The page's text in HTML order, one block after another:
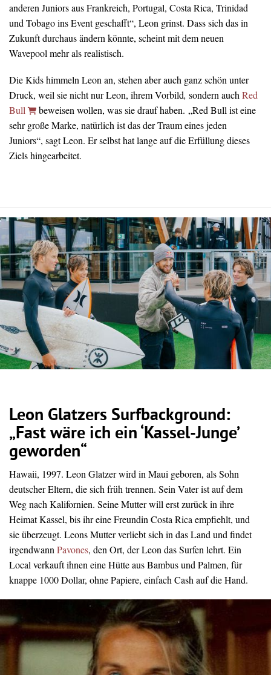
anderen Juniors aus Frankreich, Portugal, Costa Rica, Trinidad
und Tobago ins Event geschafft“, Leon grinst. Dass sich das in
Zukunft durchaus ändern könnte, scheint mit dem neuen
Wavepool mehr als realistisch.
Die Kids himmeln Leon an, stehen aber auch ganz schön unter
Druck, weil sie nicht nur Leon, ihrem Vorbild, sondern auchRed
Bull
beweisen wollen, was sie drauf haben. „Red Bull ist eine
sehr große Marke, natürlich ist das der Traum eines jeden
Juniors“, sagt Leon. Er selbst hat lange auf die Erfüllung dieses
Ziels hingearbeitet.
Leon Glatzers Surfbackground:
„Fast wäre ich ein ‘Kassel-Junge’
geworden“
Hawaii, 1997. Leon Glatzer wird in Maui geboren, als Sohn
deutscher Eltern, die sich früh trennen. Sein Vater ist auf dem
Weg nach Kalifornien. Seine Mutter will erst zurück in ihre
Heimat Kassel, bis ihr eine Freundin Costa Rica empfiehlt, und
sie überzeugt. Leons Mutter verliebt sich in das Land und findet
irgendwannPavones, den Ort, der Leon das Surfen lehrt. Ein
Local verkauft ihnen eine Hütte aus Bambus und Palmen, für
knappe 1000 Dollar, ohne Papiere, einfach Cash auf die Hand.